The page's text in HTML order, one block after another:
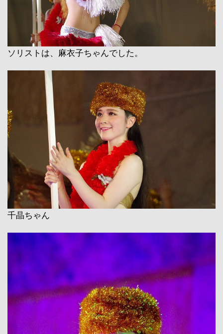
ソリストは、麻衣子ちゃんでした。
千晶ちゃん